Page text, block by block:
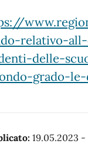
relativo-
delle-
grado-
19.05.2023 -